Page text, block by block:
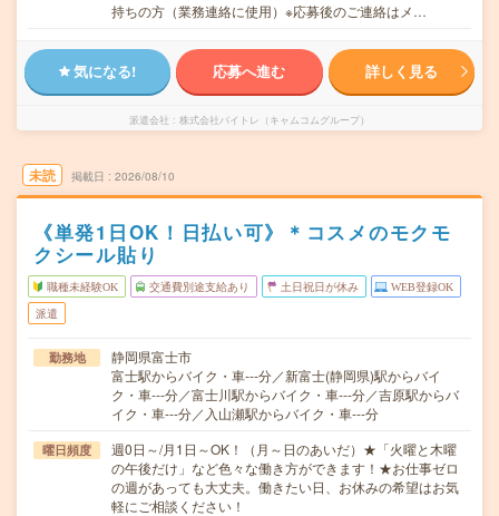
持ちの方（業務連絡に使用）※応募後のご連絡はメ…
気になる! 応募へ進む 詳しく見る
派遣会社 株式会社バイトレ（キャムコムグループ）
未読 掲載日 2026/08/10
《単発1日OK！日払い可》＊コスメのモクモ
クシール貼り
職種未経験OK 交通費別途支給あり 土日祝日が休み WEB登録OK
派遣
勤務地
静岡県富士市
富士駅からバイク・車---分／新富士(静岡県)駅からバイ
ク・車---分／富士川駅からバイク・車---分／吉原駅からバ
イク・車---分／入山瀬駅からバイク・車---分
曜日頻度
週0日～/月1日～OK！（月～日のあいだ）★「火曜と木曜
の午後だけ」など色々な働き方ができます！★お仕事ゼロ
の週があっても大丈夫。働きたい日、お休みの希望はお気
軽にご相談ください！